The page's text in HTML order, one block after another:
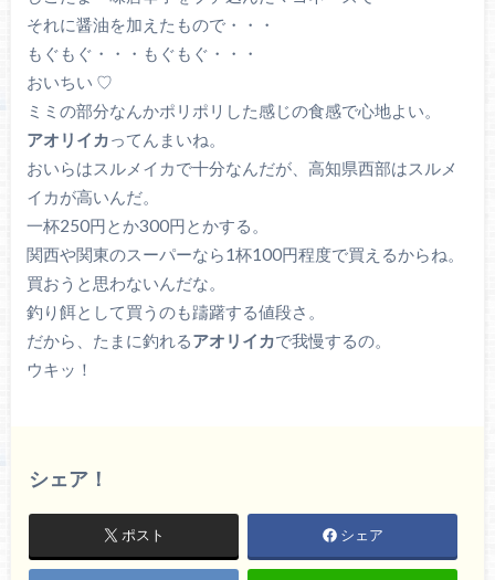
それに醤油を加えたもので・・・
もぐもぐ・・・もぐもぐ・・・
おいちい ♡
ミミの部分なんかポリポリした感じの食感で心地よい。
アオリイカってんまいね。
おいらはスルメイカで十分なんだが、高知県西部はスルメ
イカが高いんだ。
一杯250円とか300円とかする。
関西や関東のスーパーなら1杯100円程度で買えるからね。
買おうと思わないんだな。
釣り餌として買うのも躊躇する値段さ。
だから、たまに釣れるアオリイカで我慢するの。
ウキッ！
シェア！
ポスト シェア